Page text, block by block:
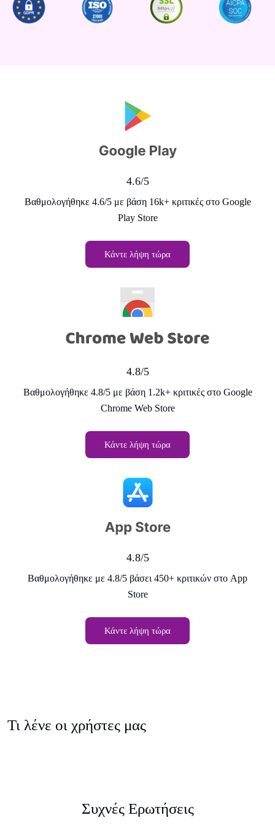
4.6/5
Βαθμολογήθηκε 4.6/5 με βάση 16k+ κριτικές στο Google
Play Store
Κάντε λήψη τώρα
4.8/5
Βαθμολογήθηκε 4.8/5 με βάση 1.2k+ κριτικές στο Google
Chrome Web Store
Κάντε λήψη τώρα
4.8/5
Βαθμολογήθηκε με 4.8/5 βάσει 450+ κριτικών στο App
Store
Κάντε λήψη τώρα
Τι λένε οι χρήστες μας
Συχνές Ερωτήσεις